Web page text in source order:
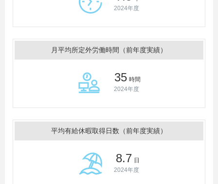
2024年度
月平均所定外労働時間（前年度実績）
35 時間
2024年度
平均有給休暇取得日数（前年度実績）
8.7 日
2024年度